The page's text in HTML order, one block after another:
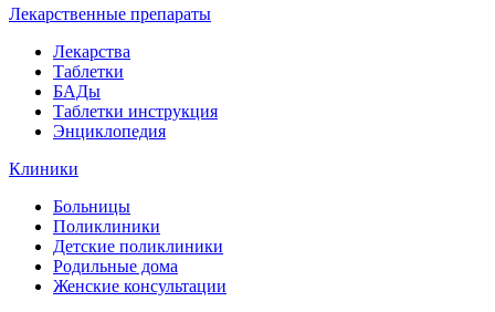
Лекарственные препараты
Лекарства
Таблетки
БАДы
Таблетки инструкция
Энциклопедия
Клиники
Больницы
Поликлиники
Детские поликлиники
Родильные дома
Женские консультации